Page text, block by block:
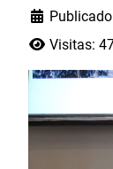
Visitas: